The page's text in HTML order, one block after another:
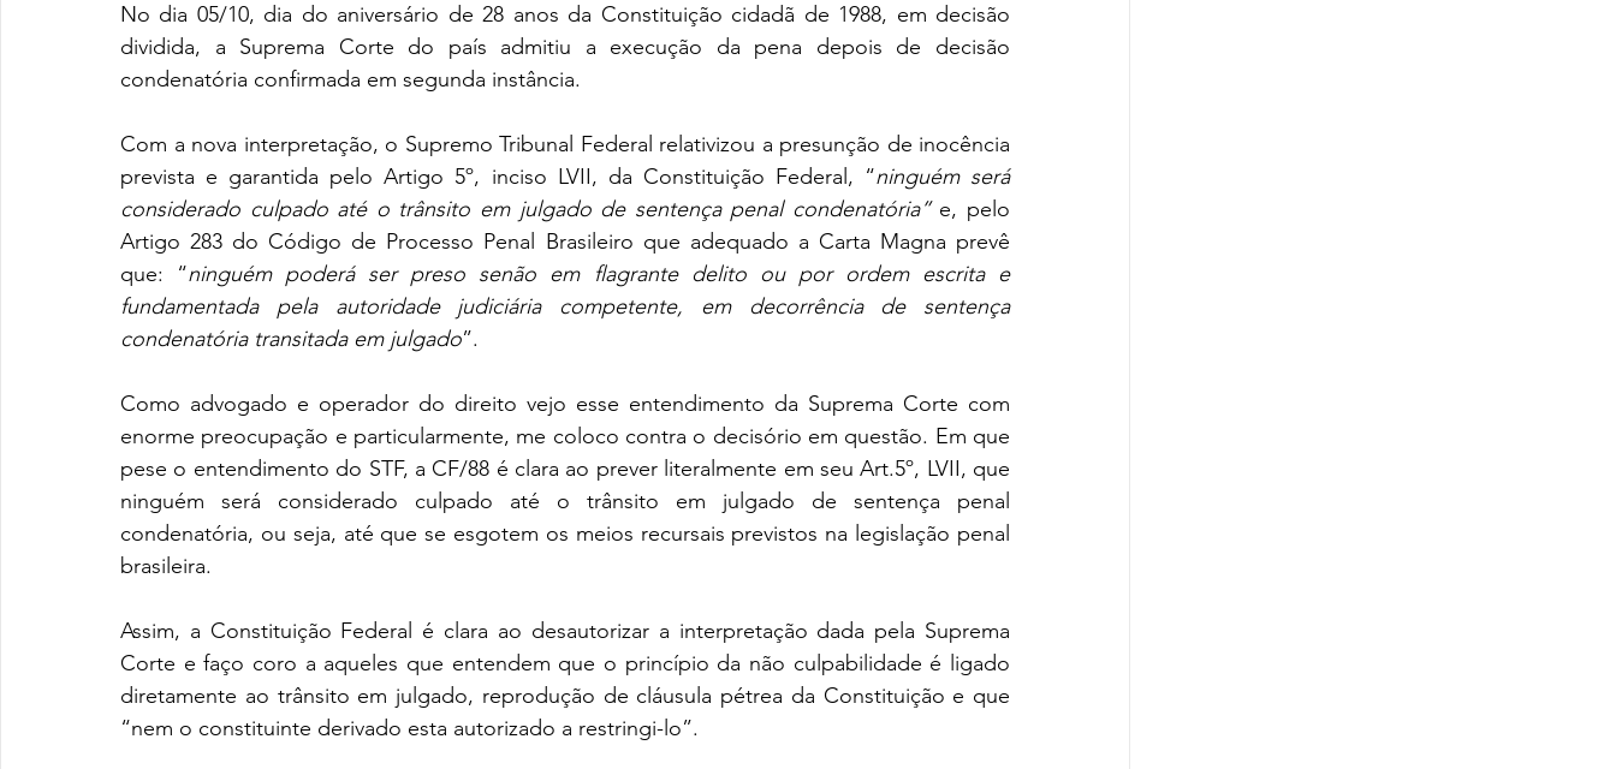
No dia 05/10, dia do aniversário de 28 anos da Constituição cidadã de 1988, em decisão
dividida, a Suprema Corte do país admitiu a execução da pena depois de decisão
condenatória confirmada em segunda instância.
Com a nova interpretação, o Supremo Tribunal Federal relativizou a presunção de inocência
prevista e garantida pelo Artigo 5º, inciso LVII, da Constituição Federal, “ninguém será
considerado culpado até o trânsito em julgado de sentença penal condenatória” e, pelo
Artigo 283 do Código de Processo Penal Brasileiro que adequado a Carta Magna prevê
que: “ninguém poderá ser preso senão em flagrante delito ou por ordem escrita e
fundamentada pela autoridade judiciária competente, em decorrência de sentença
condenatória transitada em julgado”.
Como advogado e operador do direito vejo esse entendimento da Suprema Corte com
enorme preocupação e particularmente, me coloco contra o decisório em questão. Em que
pese o entendimento do STF, a CF/88 é clara ao prever literalmente em seu Art.5º, LVII, que
ninguém será considerado culpado até o trânsito em julgado de sentença penal
condenatória, ou seja, até que se esgotem os meios recursais previstos na legislação penal
brasileira.
Assim, a Constituição Federal é clara ao desautorizar a interpretação dada pela Suprema
Corte e faço coro a aqueles que entendem que o princípio da não culpabilidade é ligado
diretamente ao trânsito em julgado, reprodução de cláusula pétrea da Constituição e que
“nem o constituinte derivado esta autorizado a restringi-lo”.